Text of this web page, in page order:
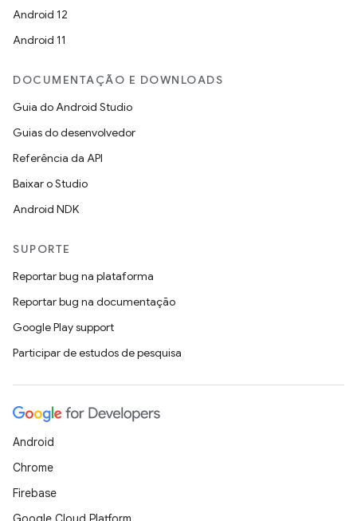
Android 12
Android 11
DOCUMENTAÇÃO E DOWNLOADS
Guia do Android Studio
Guias do desenvolvedor
Referência da API
Baixar o Studio
Android NDK
SUPORTE
Reportar bug na plataforma
Reportar bug na documentação
Google Play support
Participar de estudos de pesquisa
Android
Chrome
Firebase